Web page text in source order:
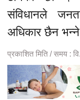
संविधानले
अधिकार छैन भन्ने
प्रकाशित मिति / समय :